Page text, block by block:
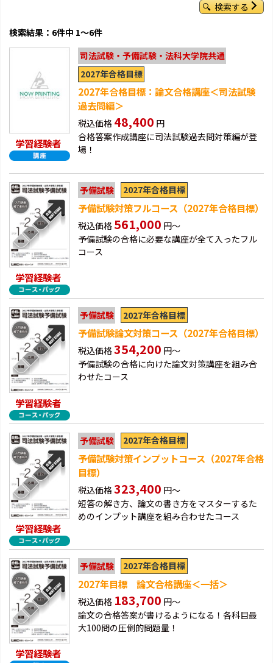
検索する
検索結果：6件中 1～6件
学習経験者
司法試験・予備試験・法科大学院共通
2027年合格目標
2027年合格目標：論文合格講座＜司法試験
過去問編＞
税込価格 48,400 円
合格答案作成講座に司法試験過去問対策編が登
場！
学習経験者
予備試験 2027年合格目標
予備試験対策フルコース（2027年合格目標）
税込価格 561,000 円～
予備試験の合格に必要な講座が全て入ったフル
コース
学習経験者
予備試験 2027年合格目標
予備試験論文対策コース（2027年合格目標）
税込価格354,200 円～
予備試験の合格に向けた論文対策講座を組み合
わせたコース
学習経験者
予備試験 2027年合格目標
予備試験対策インプットコース（2027年合格
目標）
税込価格323,400 円～
短答の解き方、論文の書き方をマスターするた
めのインプット講座を組み合わせたコース
学習経験者
予備試験 2027年合格目標
2027年目標 論文合格講座＜一括＞
税込価格 183,700 円～
論文の合格答案が書けるようになる！各科目最
大100問の圧倒的問題量！